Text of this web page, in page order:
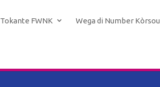
Tokante FWNK Wega di Number Kòrsou